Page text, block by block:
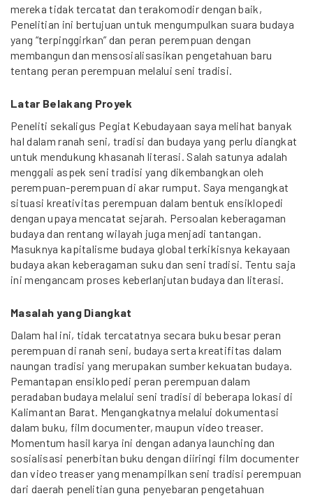
mereka tidak tercatat dan terakomodir dengan baik,
Penelitian ini bertujuan untuk mengumpulkan suara budaya
yang “terpinggirkan” dan peran perempuan dengan
membangun dan mensosialisasikan pengetahuan baru
tentang peran perempuan melalui seni tradisi.
Latar Belakang Proyek
Peneliti sekaligus Pegiat Kebudayaan saya melihat banyak
hal dalam ranah seni, tradisi dan budaya yang perlu diangkat
untuk mendukung khasanah literasi. Salah satunya adalah
menggali aspek seni tradisi yang dikembangkan oleh
perempuan-perempuan di akar rumput. Saya mengangkat
situasi kreativitas perempuan dalam bentuk ensiklopedi
dengan upaya mencatat sejarah. Persoalan keberagaman
budaya dan rentang wilayah juga menjadi tantangan.
Masuknya kapitalisme budaya global terkikisnya kekayaan
budaya akan keberagaman suku dan seni tradisi. Tentu saja
ini mengancam proses keberlanjutan budaya dan literasi.
Masalah yang Diangkat
Dalam hal ini, tidak tercatatnya secara buku besar peran
perempuan di ranah seni, budaya serta kreatifitas dalam
naungan tradisi yang merupakan sumber kekuatan budaya.
Pemantapan ensiklopedi peran perempuan dalam
peradaban budaya melalui seni tradisi di beberapa lokasi di
Kalimantan Barat. Mengangkatnya melalui dokumentasi
dalam buku, film documenter, maupun video treaser.
Momentum hasil karya ini dengan adanya launching dan
sosialisasi penerbitan buku dengan diiringi film documenter
dan video treaser yang menampilkan seni tradisi perempuan
dari daerah penelitian guna penyebaran pengetahuan